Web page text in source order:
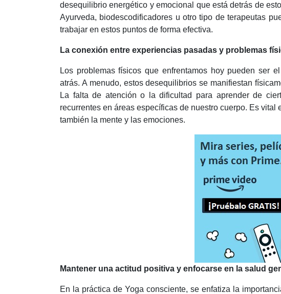
desequilibrio energético y emocional que está detrás de
Ayurveda, biodescodificadores u otro tipo de terapeutas
trabajar en estos puntos de forma efectiva.
La conexión entre experiencias pasadas y problemas
Los problemas físicos que enfrentamos hoy pueden ser
atrás. A menudo, estos desequilibrios se manifiestan
La falta de atención o la dificultad para aprender de
recurrentes en áreas específicas de nuestro cuerpo. Es
también la mente y las emociones.
Mantener una actitud positiva y enfocarse en la salud
En la práctica de Yoga consciente, se enfatiza la